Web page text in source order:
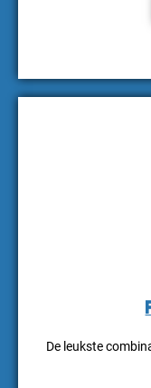
De leukste